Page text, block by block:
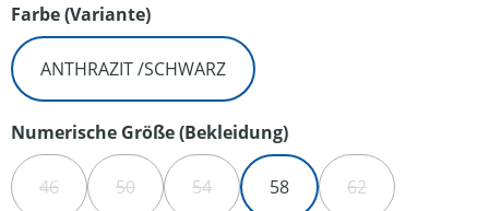
Farbe (Variante)auswählen
ANTHRAZIT /SCHWARZ
Numerische Größe (Bekleidung)auswählen
46(DIESE OPTION IST ZURZEIT NICHT VERFÜGBAR.)
50(DIESE OPTION IST ZURZEIT NICHT VERFÜGBAR.)
54(DIESE OPTION IST ZURZEIT NICHT
58 62(DIESE OPTION